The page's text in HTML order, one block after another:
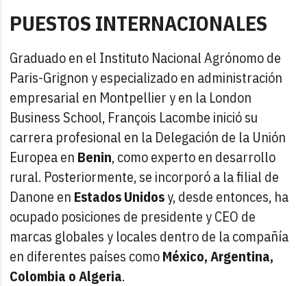
PUESTOS INTERNACIONALES
Graduado en el Instituto Nacional Agrónomo de
Paris-Grignon y especializado en administración
empresarial en Montpellier y en la London
Business School, François Lacombe inició su
carrera profesional en la Delegación de la Unión
Europea en Benin, como experto en desarrollo
rural. Posteriormente, se incorporó a la filial de
Danone en Estados Unidosy, desde entonces, ha
ocupado posiciones de presidente y CEO de
marcas globales y locales dentro de la compañía
en diferentes países comoMéxico, Argentina,
Colombia o Algeria.